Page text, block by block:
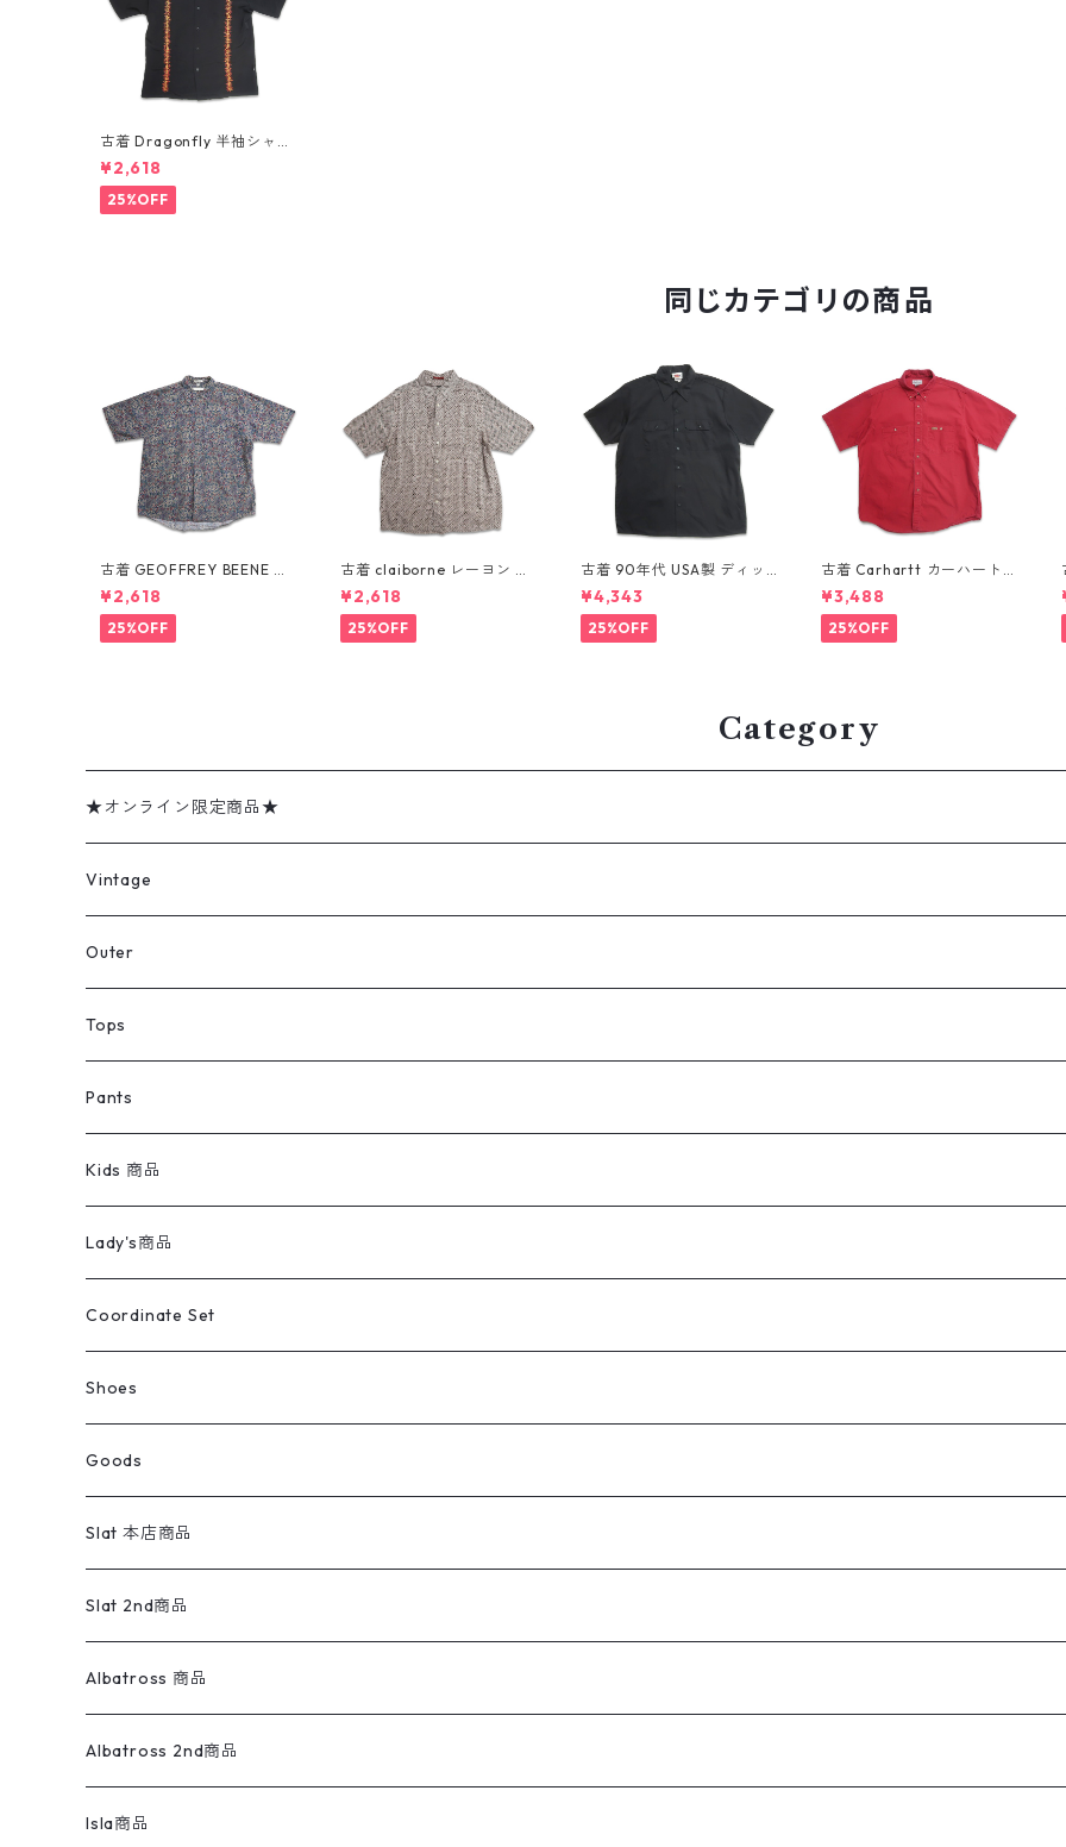
古着 Dragonfly 半袖シャツ
ボックスシャツ ファイヤー
パターン ブラック 表記：M
gd409978n w60703
¥2,618
25%OFF
同じカテゴリの商品
古着 GEOFFREY BEENE 総
柄 ペイズリー柄 レーヨン 半
袖シャツ 表記：L gd4103
87n w60805
¥2,618
25%OFF
古着 claiborne レーヨン 総
柄 半袖シャツ ボックスシャ
ツ 表記：L gd410386n w
60805
¥2,618
25%OFF
古着 90年代 USA製 ディッ
キーズ Dickies ワークシャ
ツ 半袖シャツ ボックス ブラ
ック 表記：XL gd410372
n w60804
¥4,343
25%OFF
古着 Carhartt カーハート
半袖シャツ ワークシャツ ボ
タンダウンシャツ レッド 表
記：L gd410371n w6080
4
¥3,488
25%OFF
Category
★オンライン限定商品★
ミリタリーデッドストック
アウター
デニムジャケット
ミリタリージャケット
コート
ナイロンジャケット
レザー
トップス
半袖シャツ
長袖シャツ
セーター・カーディガン
パンツ
デニムパンツ
ミリタリーパンツ
スラックス
オーバーオール・つなぎ
レディース
アウター
トップス
キッズ
アウター
トップス
ライフスタイル雑貨
ラグ・ブランケット
ブランド
ラルフローレン
リーバイス
Vintage
Jacket
Tee
Sweat Shirts
REVERSE WEAVE
Pants
Shirts
Ladies
Sweater
Goods
Military
Outer
コート
デニムジャケット
ミリタリージャケット
スウィングトップ
アウトドアナイロンジャケット
スポーツナイロンジャケット
ワークジャケット
テーラードジャケット
ウールジャケット
ダウンジャケット
レザージャケット
Otherジャケット
Tops
Tシャツ
長袖シャツ
ブランドシャツ
ストライプシャツ
柄シャツ
ワークシャツ
半袖シャツ
ポロシャツ
スウェット・パーカ
プリントスウェット
ロゴスウェット
ベスト
セーター・カーディガン
アランセーター
ウールセーター
フリース
Pants
デニムパンツ
501,505
バギーズデニム
ミリタリーパンツ
チノパンツ
イージーパンツ
スラックス
ワークパンツ
コーデュロイパンツ
オーバーオール・つなぎ
ショーツ
Otherパンツ
Kids 商品
Vintage
Tops
Pants
Tops
Pants
Lady's商品
Tシャツ
ブラウス／シャツ／デザイントップス
長袖
半袖
ベスト／キャミソール
スウェット
ニット
ジャケット
スカート
パンツ(w30以下)
Coordinate Set
Shoes
22cm以下
22.5cm
23cm
23.5cm
24cm
24.5cm
Goods
バンダナ
Slat 本店商品
Outer
Tee
Shirts
S/S Shirts
Sweat Shirts
Slat 2nd商品
アウター
ハンティングジャケット
アウトドアジャケット
長袖シャツ
アウトドアシャツ
半袖シャツ
Albatross 商品
Vintage sweater
Outer
Albatross 2nd商品
70sアイテム
Isla商品